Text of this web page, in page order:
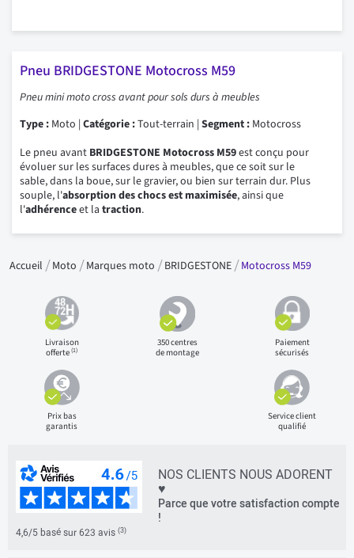
Pneu BRIDGESTONE Motocross M59
Pneu mini moto cross avant pour sols durs à meubles
Type : Moto | Catégorie :Tout-terrain | Segment : Motocross
Le pneu avant BRIDGESTONE Motocross M59est conçu pour
évoluer sur les surfaces dures à meubles, que ce soit sur le
sable, dans la boue, sur le gravier, ou bien sur terrain dur. Plus
souple, l'absorption des chocs est maximisée, ainsi que
l'adhérenceet la traction.
Accueil Moto Marques moto BRIDGESTONE Motocross M59
Livraison
offerte(1)
350 centres
de montage
Paiement
sécurisés
Prix bas
garantis
Service client
qualifié
NOS CLIENTS NOUS ADORENT
♥
Parce que votre satisfaction compte
!
4,6/5 basé sur 623 avis (3)